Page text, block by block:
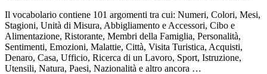
Il vocabolario contiene 101 argomenti tra cui: Numeri, Colori, Mesi,
Stagioni, Unità di Misura, Abbigliamento e Accessori, Cibo e
Alimentazione, Ristorante, Membri della Famiglia, Personalità,
Sentimenti, Emozioni, Malattie, Città, Visita Turistica, Acquisti,
Denaro, Casa, Ufficio, Ricerca di un Lavoro, Sport, Istruzione,
Utensili, Natura, Paesi, Nazionalità e altro ancora …